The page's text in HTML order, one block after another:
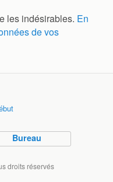
les indésirables. En
de vos
Bureau
droits réservés